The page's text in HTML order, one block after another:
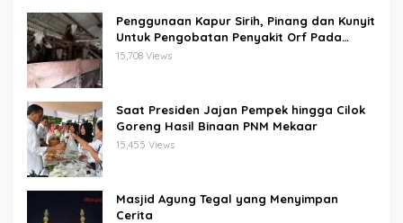
Penggunaan Kapur Sirih, Pinang dan Kunyit
Untuk Pengobatan Penyakit Orf Pada
Domba/Kambing
15,708 Views
Saat Presiden Jajan Pempek hingga Cilok
Goreng Hasil Binaan PNM Mekaar
15,455 Views
Masjid Agung Tegal yang Menyimpan
Cerita